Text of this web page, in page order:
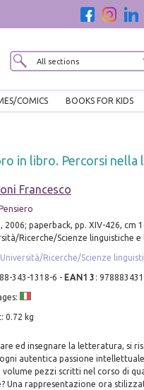
COMICS BOOKS FOR KIDS
in libro. Percorsi
Francesco
2006; paperback, pp. XIV-426, cm
Ricerche/Scienze linguistiche
Università/Ricerche/Scienze
88-343-1318-6 - EAN13 :
0.72 kg
ed insegnare la letteratura, si
autentica passione
volume pezzi scritti nel corso di
Una rappresentazione ora